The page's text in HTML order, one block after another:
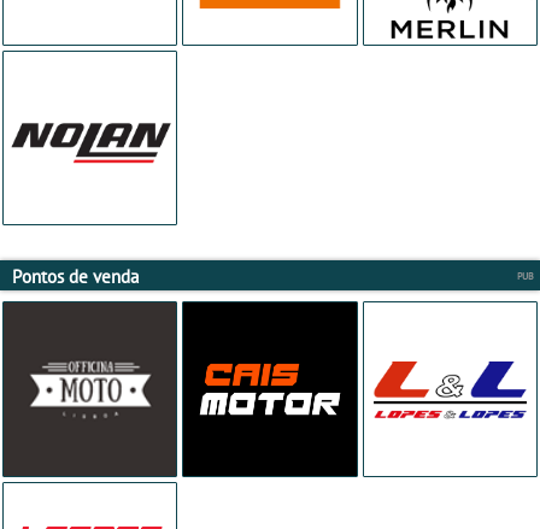
Pontos de venda